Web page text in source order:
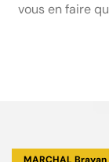
vous en faire